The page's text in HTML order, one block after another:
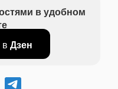
в удобном
Дзен